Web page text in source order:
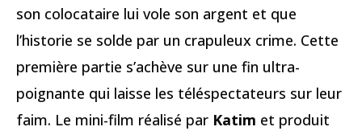
son colocataire lui vole son argent et que
l’historie se solde par un crapuleux crime. Cette
première partie s’achève sur une fin ultra-
poignante qui laisse les téléspectateurs sur leur
faim. Le mini-film réalisé par Katim et produit